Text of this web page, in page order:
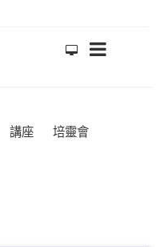
講座 培靈會